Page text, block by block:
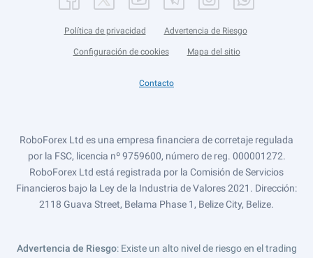
Política de privacidad Advertencia de Riesgo
Configuración de cookies Mapa del sitio
Contacto
RoboForex Ltd es una empresa financiera de corretaje regulada
por la FSC, licencia nº 9759600, número de reg. 000001272.
RoboForex Ltd está registrada por la Comisión de Servicios
Financieros bajo la Ley de la Industria de Valores 2021. Dirección:
2118 Guava Street, Belama Phase 1, Belize City, Belize.
Advertencia de Riesgo: Existe un alto nivel de riesgo en el trading